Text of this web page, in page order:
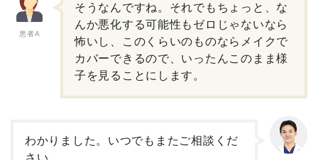
患者A
そうなんですね。それでもちょっと、な
んか悪化する可能性もゼロじゃないなら
怖いし、このくらいのものならメイクで
カバーできるので、いったんこのまま様
子を見ることにします。
わかりました。いつでもまたご相談くだ
さい。